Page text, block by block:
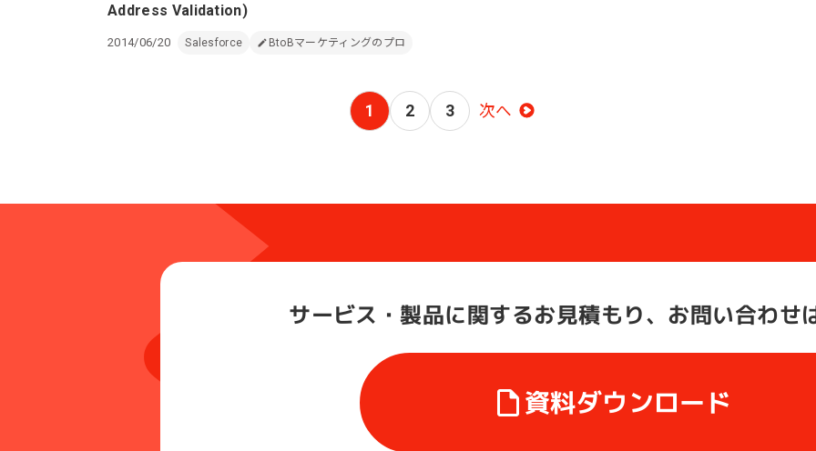
Address Validation)
2014/06/20 Salesforce BtoBマーケティングのプロ
1 2 3 次へ
サービス・製品に関するお見積もり、お問い合わせ
資料ダウンロード